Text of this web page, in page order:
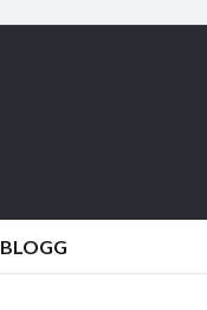
BLOGG